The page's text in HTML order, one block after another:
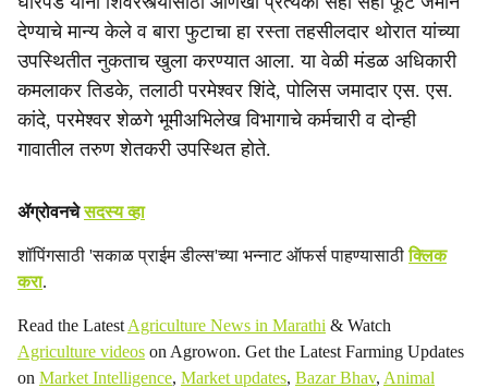
देण्याचे मान्य केले व बारा फुटाचा हा रस्ता तहसीलदार थोरात यांच्या
उपस्थितीत नुकताच खुला करण्यात आला. या वेळी मंडळ अधिकारी
कमलाकर तिडके, तलाठी परमेश्वर शिंदे, पोलिस जमादार एस. एस.
कांदे, परमेश्वर शेळगे भूमीअभिलेख विभागाचे कर्मचारी व दोन्ही
गावातील तरुण शेतकरी उपस्थित होते.
ॲग्रोवनचेसदस्य व्हा
शॉपिंगसाठी 'सकाळ प्राईम डील्स'च्या भन्नाट ऑफर्स पाहण्यासाठीक्लिक
करा.
Read the Latest Agriculture News in Marathi & Watch
Agriculture videos on Agrowon. Get the Latest Farming Updates
on Market Intelligence, Market updates, Bazar Bhav, Animal